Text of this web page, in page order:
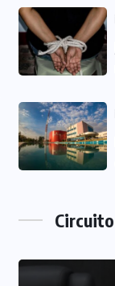
Circuito